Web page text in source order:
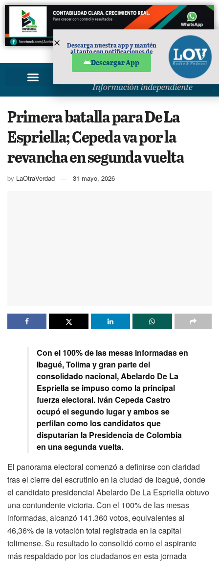
PUBLICIDAD
Primera batalla para De La
Espriella; Cepeda va por la
revancha en segunda vuelta
by LaOtraVerdad 31 mayo, 2026
Con el 100% de las mesas informadas en
Ibagué, Tolima y gran parte del
consolidado nacional, Abelardo De La
Espriella se impuso como la principal
fuerza electoral. Iván Cepeda Castro
ocupó el segundo lugar y ambos se
perfilan como los candidatos que
disputarían la Presidencia de Colombia
en una segunda vuelta.
El panorama electoral comenzó a definirse con claridad
tras el cierre del escrutinio en la ciudad de Ibagué, donde
el candidato presidencial Abelardo De La Espriella obtuvo
una contundente victoria. Con el 100% de las mesas
informadas, alcanzó 141.360 votos, equivalentes al
46,36% de la votación total registrada en la capital
tolimense. Su resultado lo consolidó como el aspirante
más respaldado por los ciudadanos en esta jornada
Descarga nuestra app y mantén
al tanto con notificaciones de
Descargar App